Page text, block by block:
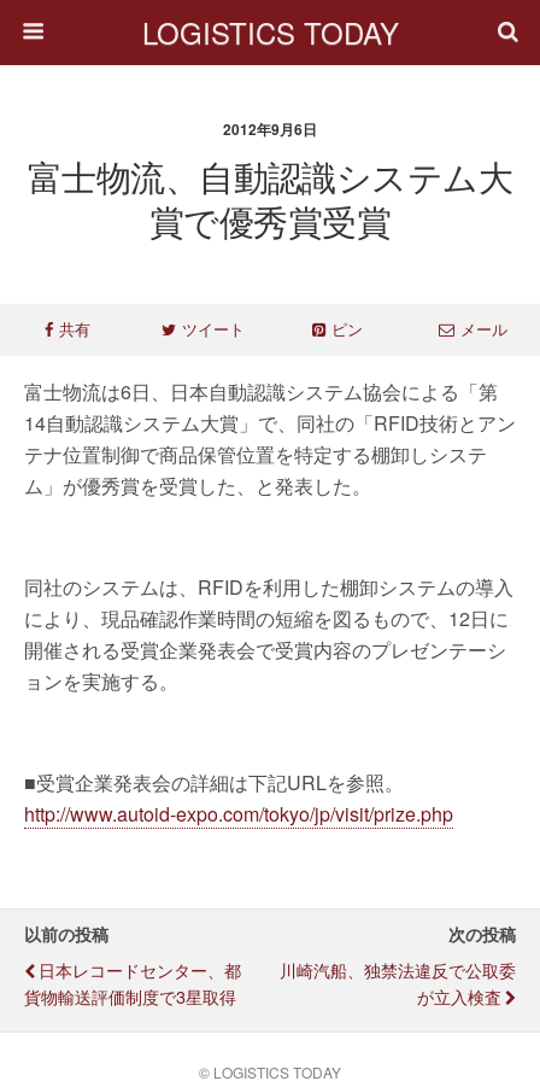
LOGISTICS TODAY
2012年9月6日
富士物流、自動認識システム大
賞で優秀賞受賞
共有 ツイート ピン メール
富士物流は6日、日本自動認識システム協会による「第
14自動認識システム大賞」で、同社の「RFID技術とアン
テナ位置制御で商品保管位置を特定する棚卸しシステ
ム」が優秀賞を受賞した、と発表した。
同社のシステムは、RFIDを利用した棚卸システムの導入
により、現品確認作業時間の短縮を図るもので、12日に
開催される受賞企業発表会で受賞内容のプレゼンテーシ
ョンを実施する。
■受賞企業発表会の詳細は下記URLを参照。
http://www.autoid-expo.com/tokyo/jp/visit/prize.php
以前の投稿
日本レコードセンター、都
貨物輸送評価制度で3星取得
次の投稿
川崎汽船、独禁法違反で公取委
が立入検査
© LOGISTICS TODAY